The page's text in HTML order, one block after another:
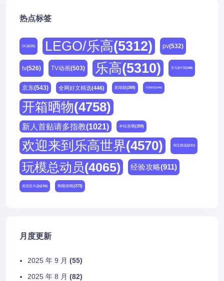
热点标签
DC(225) LEGO/乐高(5312) pv(532)
tv(526) TV动画(503) 乐高(5310) 亚马逊中国(188)
京东(543) 全网好文精选(446) 剧场版(268) 天猫精选(180)
开箱晒物(4758)
新人首贴请多指教(1021) 本站首晒(259)
欢迎来到乐高世界(4570) 淘宝精选(231)
玩模总动员(4065) 经验攻略(911)
美国亚马逊(230) 购物攻略(273)
月度更新
2025 年 9 月 (55)
2025 年 8 月 (82)